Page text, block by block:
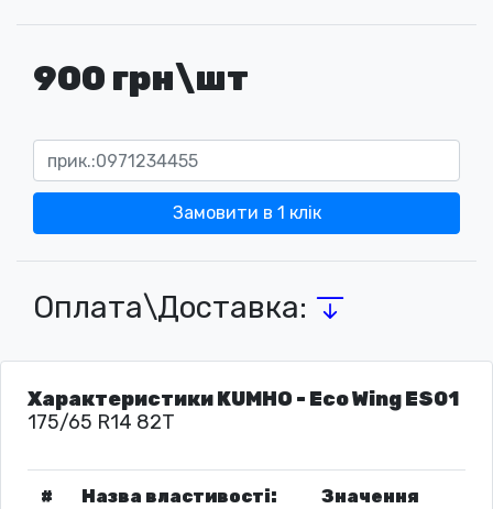
900 грн\шт
Замовити в 1 клік
Оплата\Доставка:
Характеристики KUMHO - Eco Wing ES01
175/65 R14 82T
# Назва властивості: Значення